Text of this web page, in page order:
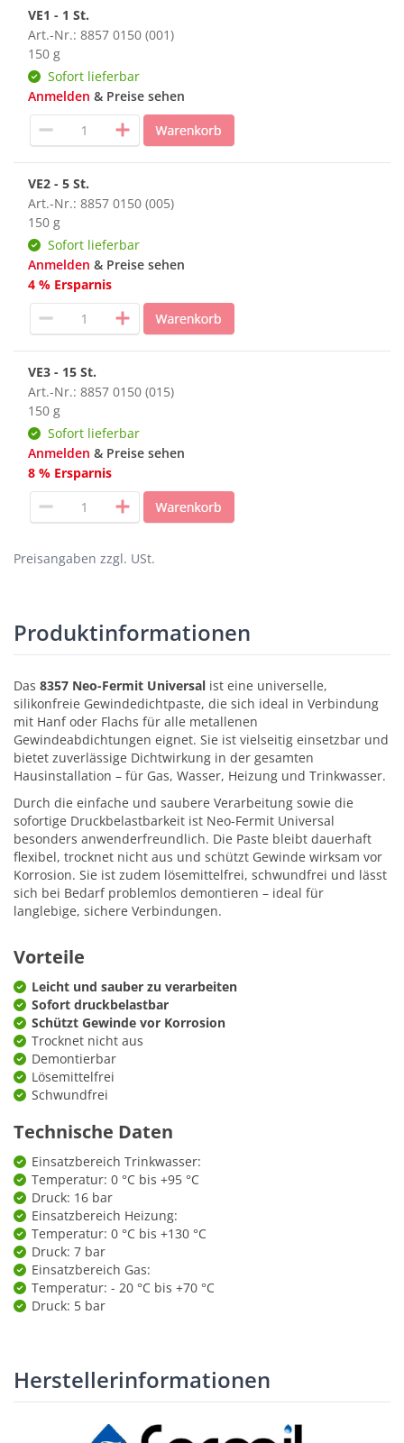
VE1 - 1 St.
Art.-Nr.: 8857 0150 (001)
150 g
Sofort lieferbar
Anmelden & Preise sehen
VE2 - 5 St.
Art.-Nr.: 8857 0150 (005)
150 g
Sofort lieferbar
Anmelden & Preise sehen
4 % Ersparnis
VE3 - 15 St.
Art.-Nr.: 8857 0150 (015)
150 g
Sofort lieferbar
Anmelden & Preise sehen
8 % Ersparnis
Preisangaben zzgl. USt.
Produktinformationen
Das 8357 Neo-Fermit Universal ist eine universelle,
silikonfreie Gewindedichtpaste, die sich ideal in Verbindung
mit Hanf oder Flachs für alle metallenen
Gewindeabdichtungen eignet. Sie ist vielseitig einsetzbar und
bietet zuverlässige Dichtwirkung in der gesamten
Hausinstallation – für Gas, Wasser, Heizung und Trinkwasser.
Durch die einfache und saubere Verarbeitung sowie die
sofortige Druckbelastbarkeit ist Neo-Fermit Universal
besonders anwenderfreundlich. Die Paste bleibt dauerhaft
flexibel, trocknet nicht aus und schützt Gewinde wirksam vor
Korrosion. Sie ist zudem lösemittelfrei, schwundfrei und lässt
sich bei Bedarf problemlos demontieren – ideal für
langlebige, sichere Verbindungen.
Vorteile
Leicht und sauber zu verarbeiten
Sofort druckbelastbar
Schützt Gewinde vor Korrosion
Trocknet nicht aus
Demontierbar
Lösemittelfrei
Schwundfrei
Technische Daten
Einsatzbereich Trinkwasser:
Temperatur: 0 °C bis +95 °C
Druck: 16 bar
Einsatzbereich Heizung:
Temperatur: 0 °C bis +130 °C
Druck: 7 bar
Einsatzbereich Gas:
Temperatur: - 20 °C bis +70 °C
Druck: 5 bar
Herstellerinformationen